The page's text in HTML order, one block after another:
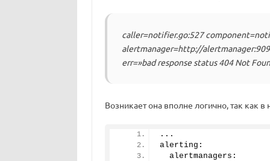
caller=notifier.go:527
alertmanager=http://
err=»bad response status 404 Not
Возникает она вполне логично, так как
...
alerting:
  alertmanagers: